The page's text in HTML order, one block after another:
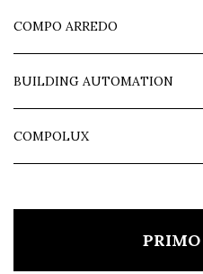
COMPO ARREDO
BUILDING AUTOMATION
COMPOLUX